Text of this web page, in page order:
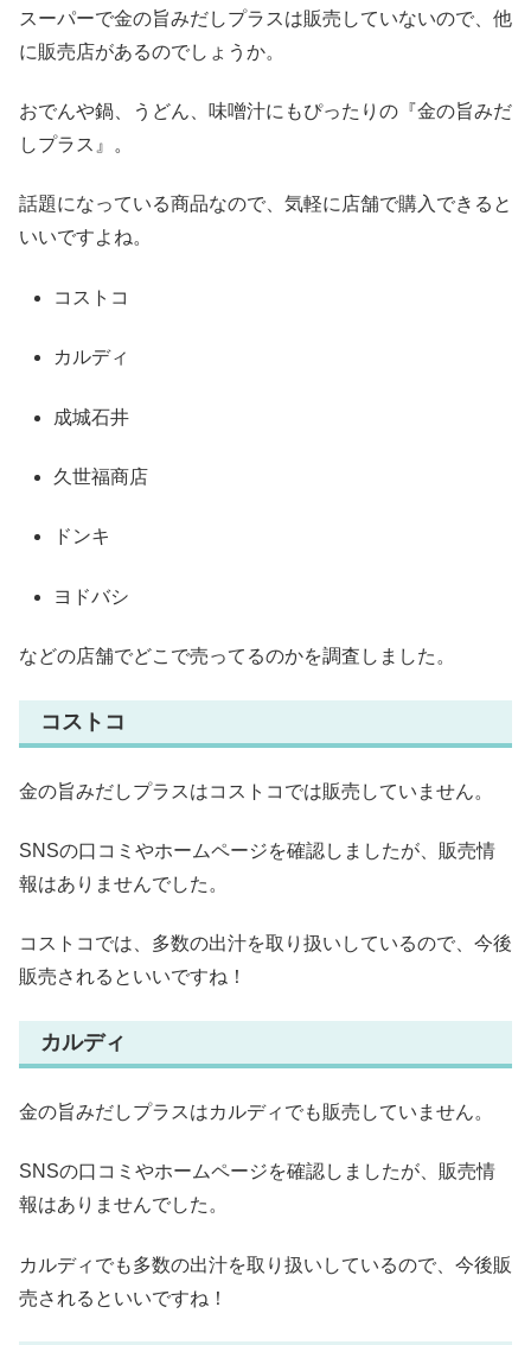
スーパーで金の旨みだしプラスは販売していないので、他
に販売店があるのでしょうか。
おでんや鍋、うどん、味噌汁にもぴったりの『金の旨みだ
しプラス』。
話題になっている商品なので、気軽に店舗で購入できると
いいですよね。
コストコ
カルディ
成城石井
久世福商店
ドンキ
ヨドバシ
などの店舗でどこで売ってるのかを調査しました。
コストコ
金の旨みだしプラスはコストコでは販売していません。
SNSの口コミやホームページを確認しましたが、販売情
報はありませんでした。
コストコでは、多数の出汁を取り扱いしているので、今後
販売されるといいですね！
カルディ
金の旨みだしプラスはカルディでも販売していません。
SNSの口コミやホームページを確認しましたが、販売情
報はありませんでした。
カルディでも多数の出汁を取り扱いしているので、今後販
売されるといいですね！